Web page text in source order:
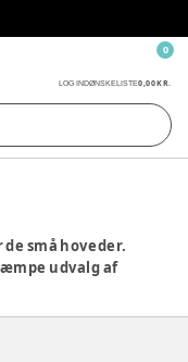
LOG INDØNSKELISTE0,00 KR.
0
små hoveder.
udvalg af
hver dag i
hjemme hos jer.